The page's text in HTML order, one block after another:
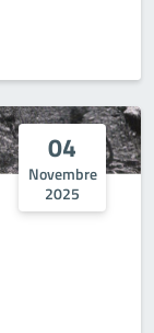
04
Novembre
2025